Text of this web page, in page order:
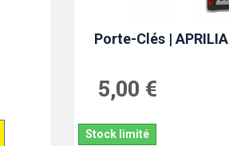
Porte-Clés | APRILIA
5,00 €
Stock limité